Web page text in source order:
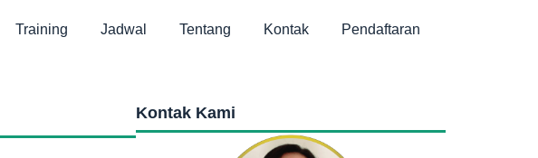
Training Jadwal Tentang Kontak Pendaftaran
Kontak Kami